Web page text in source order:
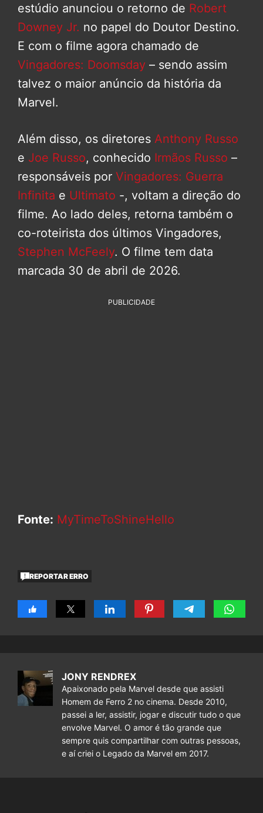
estúdio anunciou o retorno de Robert
Downey Jr. no papel do Doutor Destino.
E com o filme agora chamado de
Vingadores: Doomsday – sendo assim
talvez o maior anúncio da história da
Marvel.
Além disso, os diretores Anthony Russo
e Joe Russo, conhecido Irmãos Russo –
responsáveis por Vingadores: Guerra
Infinita e Ultimato -, voltam a direção do
filme. Ao lado deles, retorna também o
co-roteirista dos últimos Vingadores,
Stephen McFeely. O filme tem data
marcada 30 de abril de 2026.
PUBLICIDADE
Fonte: MyTimeToShineHello
REPORTAR ERRO
JONY RENDREX
Apaixonado pela Marvel desde que assisti
Homem de Ferro 2 no cinema. Desde 2010,
passei a ler, assistir, jogar e discutir tudo o que
envolve Marvel. O amor é tão grande que
sempre quis compartilhar com outras pessoas,
e aí criei o Legado da Marvel em 2017.